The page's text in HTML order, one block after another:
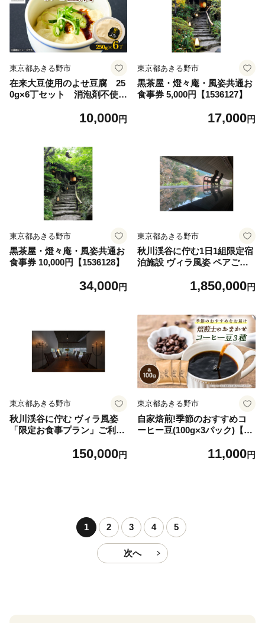
東京都あきる野市
在来大豆使用のよせ豆腐 25
0g×6丁セット 消泡剤不使用
10,000円
東京都あきる野市
黒茶屋・燈々庵・風姿共通お
食事券 5,000円【1536127】
17,000円
東京都あきる野市
黒茶屋・燈々庵・風姿共通お
食事券 10,000円【1536128】
34,000円
東京都あきる野市
秋川渓谷に佇む1日1組限定宿
泊施設 ヴィラ風姿 ペアご宿
1,850,000円
東京都あきる野市
秋川渓谷に佇む ヴィラ風姿
「限定お食事プラン」ご利用
150,000円
東京都あきる野市
自家焙煎!季節のおすすめコ
ーヒー豆(100g×3パック)【15
11,000円
1 2 3 4 5
次へ